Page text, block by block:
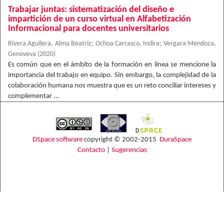
Trabajar juntas: sistematización del diseño e
impartición de un curso virtual en Alfabetización
Informacional para docentes universitarios
Rivera Aguilera, Alma Beatriz; Ochoa Carrasco, Indira; Vergara Mendoza,
Genoveva (2020)
Es común que en el ámbito de la formación en línea se mencione la
importancia del trabajo en equipo. Sin embargo, la complejidad de la
colaboración humana nos muestra que es un reto conciliar intereses y
complementar ...
DSpace software copyright © 2002-2015 DuraSpace
Contacto| Sugerencias